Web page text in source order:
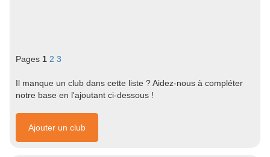
Pages 1 2 3
Il manque un club dans cette liste ? Aidez-nous à compléter
notre base en l'ajoutant ci-dessous !
Ajouter un club